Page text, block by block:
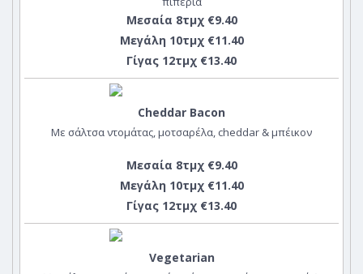
Μεσαία 8τμχ €9.40
Μεγάλη 10τμχ €11.40
Γίγας 12τμχ €13.40
Cheddar Bacon
Με σάλτσα ντομάτας, μοτσαρέλα, cheddar & μπέικον
Μεσαία 8τμχ €9.40
Μεγάλη 10τμχ €11.40
Γίγας 12τμχ €13.40
Vegetarian